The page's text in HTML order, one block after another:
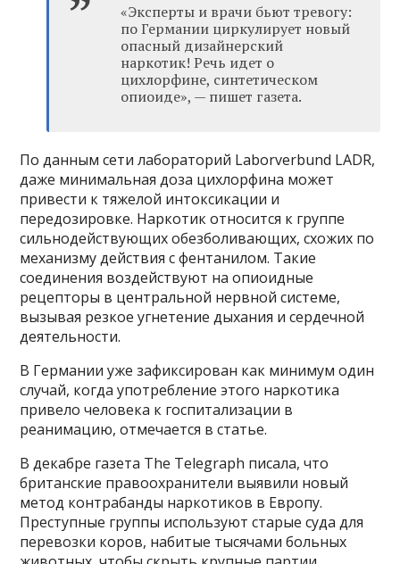
«Эксперты и врачи бьют тревогу:
по Германии циркулирует новый
опасный дизайнерский
наркотик! Речь идет о
цихлорфине, синтетическом
опиоиде», — пишет газета.
По данным сети лабораторий Laborverbund LADR,
даже минимальная доза цихлорфина может
привести к тяжелой интоксикации и
передозировке. Наркотик относится к группе
сильнодействующих обезболивающих, схожих по
механизму действия с фентанилом. Такие
соединения воздействуют на опиоидные
рецепторы в центральной нервной системе,
вызывая резкое угнетение дыхания и сердечной
деятельности.
В Германии уже зафиксирован как минимум один
случай, когда употребление этого наркотика
привело человека к госпитализации в
реанимацию, отмечается в статье.
В декабре газета The Telegraph писала, что
британские правоохранители выявили новый
метод контрабанды наркотиков в Европу.
Преступные группы используют старые суда для
перевозки коров, набитые тысячами больных